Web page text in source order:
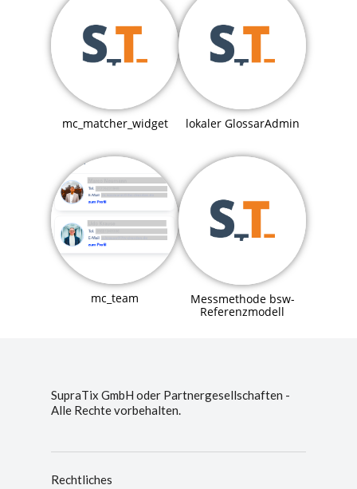
mc_matcher_widget lokaler GlossarAdmin
mc_team
Messmethode bsw-
Referenzmodell
SupraTix GmbH oder Partnergesellschaften -
Alle Rechte vorbehalten.
Rechtliches